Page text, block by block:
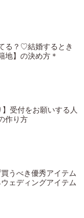
る？♡結婚するとき
地】の決め方＊
】受付をお願いする人
作り方
うべき優秀アイテム
ェディングアイテム